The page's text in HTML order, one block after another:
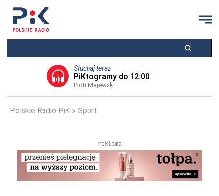
Słuchaj teraz
PiKtogramy do 12:00
Piotr Majewski
Polskie Radio PiK Sport
reklama